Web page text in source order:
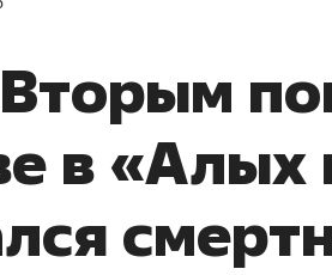
в «Алых
правил, бизнес может
потерять минимум
Как бизнесу выйти на зарубежные
чем интересен Оман?